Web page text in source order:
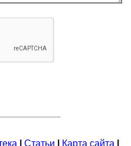
Статьи Карта сайта